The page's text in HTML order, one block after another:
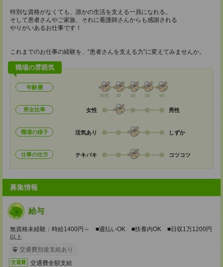
特別な資格がなくても、誰かの生活を支える一員になれる。
そして患者さんやご家族、それに看護師さんからも感謝される
やりがいあるお仕事です！
これまでのお仕事の経験を、“患者さんを支える力”に変えてみませんか。
職場の雰囲気
年齢層
20代 30 40 50 60
男女比率 女性 男性
職場の様子 活気あり しずか
仕事の仕方 テキパキ コツコツ
募集情報
給与
無資格未経験：時給1400円～ ■週払いOK ■扶養内OK ■日収1万1200円
以上
交通費別途支給あり
交通費 交通費全額支給